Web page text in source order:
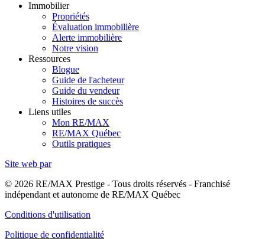
Immobilier
Propriétés
Évaluation immobilière
Alerte immobilière
Notre vision
Ressources
Blogue
Guide de l'acheteur
Guide du vendeur
Histoires de succès
Liens utiles
Mon RE/MAX
RE/MAX Québec
Outils pratiques
Site web par
© 2026 RE/MAX Prestige - Tous droits réservés - Franchisé
indépendant et autonome de RE/MAX Québec
Conditions d'utilisation
Politique de confidentialité